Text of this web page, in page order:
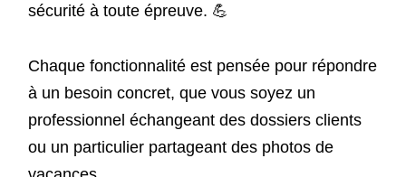
sécurité à toute épreuve. 💪
Chaque fonctionnalité est pensée pour répondre
à un besoin concret, que vous soyez un
professionnel échangeant des dossiers clients
ou un particulier partageant des photos de